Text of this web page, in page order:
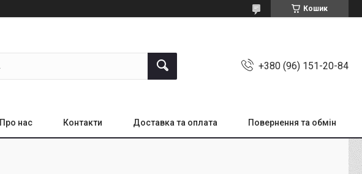
Кошик
+380 (96) 151-20-84
Про нас Контакти Доставка та оплата Повернення та обмін